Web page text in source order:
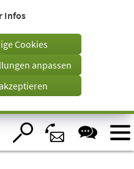
Infos
Cookies
anpassen